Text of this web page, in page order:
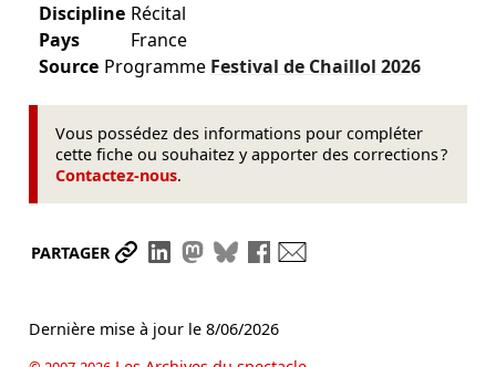
Discipline Récital
Pays
France
Source Programme Festival de Chaillol 2026
Vous possédez des informations pour compléter
cette fiche ou souhaitez y apporter des corrections ?
Contactez-nous.
PARTAGER Partager le lien
Partager sur LinkedIn
Partager sur Mastodon
Partager sur Bluesky
Partager sur Facebook
Dernière mise à jour le 8/06/2026